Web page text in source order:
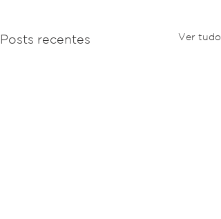
Posts recentes Ver tudo